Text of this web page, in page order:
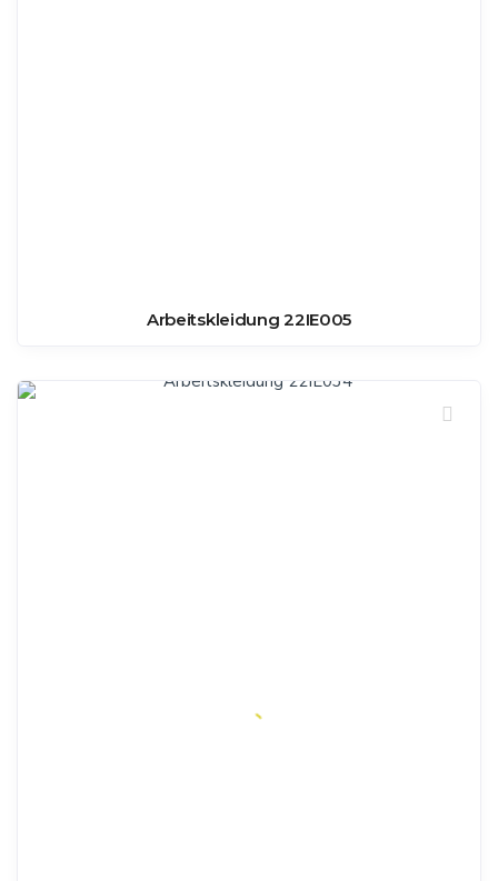
Arbeitskleidung 22IE005